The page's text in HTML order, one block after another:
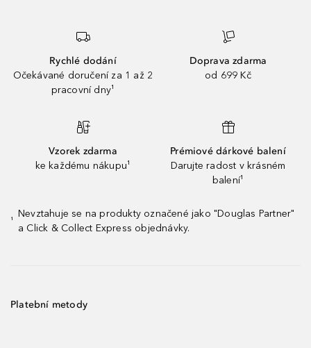
Rychlé dodání
Očekávané doručení za 1 až 2
pracovní dny¹
Doprava zdarma
od 699 Kč
Vzorek zdarma
ke každému nákupu¹
Prémiové dárkové balení
Darujte radost v krásném
balení¹
¹
Nevztahuje se na produkty označené jako "Douglas Partner"
a Click & Collect Express objednávky.
Platební metody